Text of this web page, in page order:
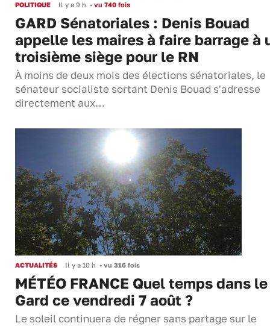
POLITIQUE Il y a 9 h • vu 740 fois
GARD Sénatoriales : Denis Bouad
appelle les maires à faire barrage à
troisième siège pour le RN
À moins de deux mois des élections sénatoriales, le
sénateur socialiste sortant Denis Bouad s'adresse
directement aux…
ACTUALITÉS Il y a 10 h • vu 316 fois
MÉTÉO FRANCE Quel temps dans le
Gard ce vendredi 7 août ?
Le soleil continuera de régner sans partage sur le